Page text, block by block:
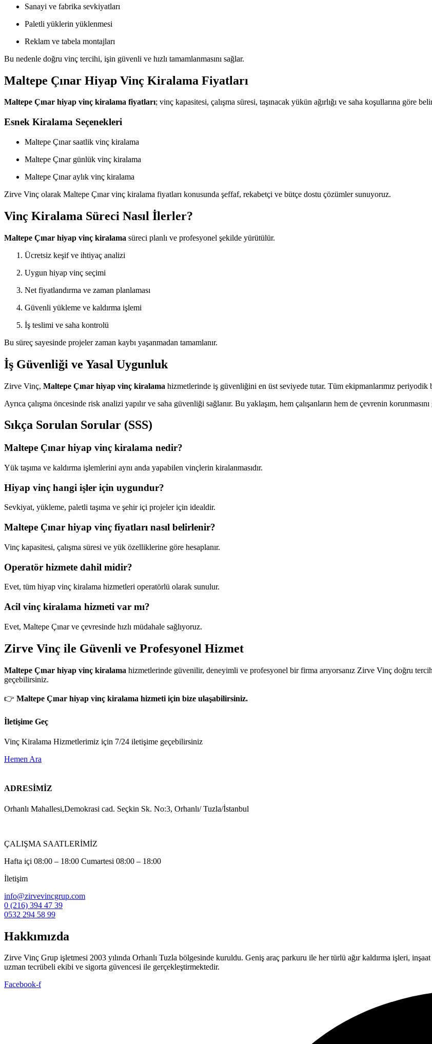
Sanayi ve fabrika sevkiyatları
Paletli yüklerin yüklenmesi
Reklam ve tabela montajları
Bu nedenle doğru vinç tercihi, işin güvenli ve hızlı tamamlanmasını sağlar.
Maltepe Çınar Hiyap Vinç Kiralama Fiyatları
Maltepe Çınar hiyap vinç kiralama fiyatları; vinç kapasitesi, çalışma süresi, taşınacak yükün ağırlığı ve saha koşullarına göre
Esnek Kiralama Seçenekleri
Maltepe Çınar saatlik vinç kiralama
Maltepe Çınar günlük vinç kiralama
Maltepe Çınar aylık vinç kiralama
Zirve Vinç olarak Maltepe Çınar vinç kiralama fiyatları konusunda şeffaf, rekabetçi ve bütçe dostu çözümler sunuyoruz.
Vinç Kiralama Süreci Nasıl İlerler?
Maltepe Çınar hiyap vinç kiralama süreci planlı ve profesyonel şekilde yürütülür.
Ücretsiz keşif ve ihtiyaç analizi
Uygun hiyap vinç seçimi
Net fiyatlandırma ve zaman planlaması
Güvenli yükleme ve kaldırma işlemi
İş teslimi ve saha kontrolü
Bu süreç sayesinde projeler zaman kaybı yaşanmadan tamamlanır.
İş Güvenliği ve Yasal Uygunluk
Zirve Vinç, Maltepe Çınar hiyap vinç kiralama hizmetlerinde iş güvenliğini en üst seviyede tutar. Tüm ekipmanlarımız
Ayrıca çalışma öncesinde risk analizi yapılır ve saha güvenliği sağlanır. Bu yaklaşım, hem çalışanların hem de çevrenin korunmasını
Sıkça Sorulan Sorular (SSS)
Maltepe Çınar hiyap vinç kiralama nedir?
Yük taşıma ve kaldırma işlemlerini aynı anda yapabilen vinçlerin kiralanmasıdır.
Hiyap vinç hangi işler için uygundur?
Sevkiyat, yükleme, paletli taşıma ve şehir içi projeler için idealdir.
Maltepe Çınar hiyap vinç fiyatları nasıl belirlenir?
Vinç kapasitesi, çalışma süresi ve yük özelliklerine göre hesaplanır.
Operatör hizmete dahil midir?
Evet, tüm hiyap vinç kiralama hizmetleri operatörlü olarak sunulur.
Acil vinç kiralama hizmeti var mı?
Evet, Maltepe Çınar ve çevresinde hızlı müdahale sağlıyoruz.
Zirve Vinç ile Güvenli ve Profesyonel Hizmet
Maltepe Çınar hiyap vinç kiralama hizmetlerinde güvenilir, deneyimli ve profesyonel bir firma arıyorsanız Zirve Vinç doğru
geçebilirsiniz.
👉 Maltepe Çınar hiyap vinç kiralama hizmeti için bize ulaşabilirsiniz.
İletişime Geç
Vinç Kiralama Hizmetlerimiz için 7/24 iletişime geçebilirsiniz
Hemen Ara
ADRESİMİZ
Orhanlı Mahallesi,Demokrasi cad. Seçkin Sk. No:3, Orhanlı/ Tuzla/İstanbul
ÇALIŞMA SAATLERİMİZ
Hafta içi 08:00 – 18:00 Cumartesi 08:00 – 18:00
İletişim
info@zirvevincgrup.com
0 (216) 394 47 39
0532 294 58 99
Hakkımızda
Zirve Vinç Grup işletmesi 2003 yılında Orhanlı Tuzla bölgesinde kuruldu. Geniş araç parkuru ile her türlü ağır kaldırma işleri,
uzman tecrübeli ekibi ve sigorta güvencesi ile gerçekleştirmektedir.
Facebook-f